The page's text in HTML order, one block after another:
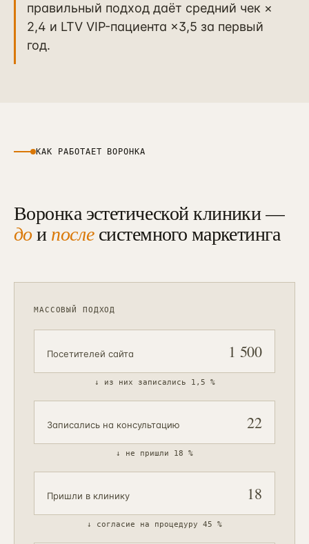
правильный подход даёт средний чек ×
2,4 и LTV VIP-пациента ×3,5 за первый
год.
КАК РАБОТАЕТ ВОРОНКА
Воронка эстетической клиники —
доипослесистемного маркетинга
МАССОВЫЙ ПОДХОД
Посетителей сайта 1 500
↓ из них записались 1,5 %
Записались на консультацию 22
↓ не пришли 18 %
Пришли в клинику 18
↓ согласие на процедуру 45 %